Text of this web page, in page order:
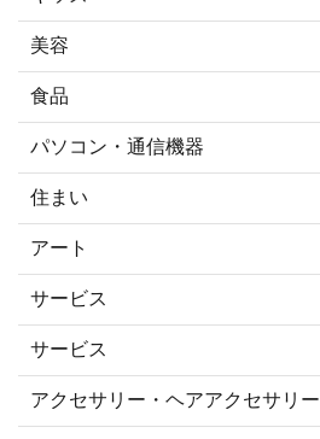
美容
食品
パソコン・通信機器
住まい
アート
サービス
サービス
アクセサリー・ヘアアクセサリー